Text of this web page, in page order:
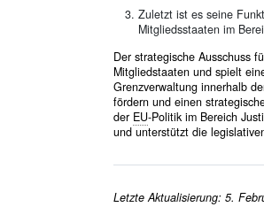
Zuletzt ist es seine
Mitgliedsstaaten im
Der strategische Ausschuss
Mitgliedstaaten und spielt
Grenzverwaltung innerhalb
fördern und einen
der EU-Politik im Bereich
und unterstützt die
Letzte Aktualisierung: 5.